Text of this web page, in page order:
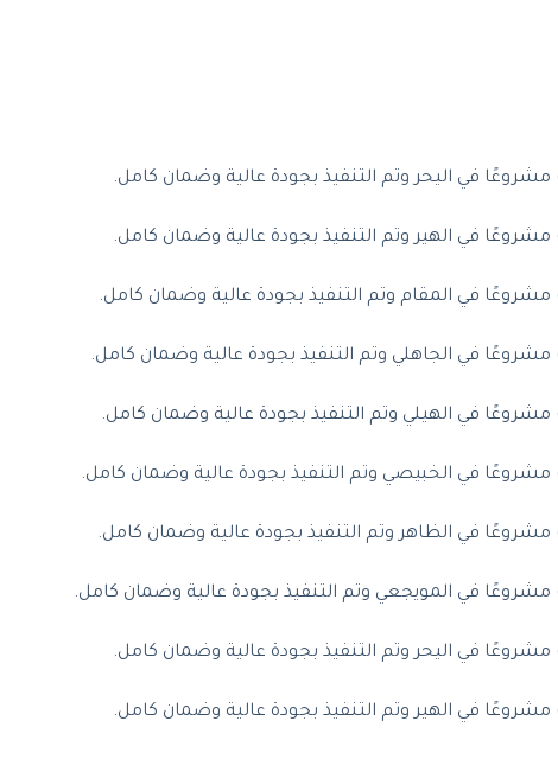
في اليحر وتم التنفيذ بجودة عالية وضمان كامل.
في الهير وتم التنفيذ بجودة عالية وضمان كامل.
في المقام وتم التنفيذ بجودة عالية وضمان كامل.
في الجاهلي وتم التنفيذ بجودة عالية وضمان كامل.
في الهيلي وتم التنفيذ بجودة عالية وضمان كامل.
في الخبيصي وتم التنفيذ بجودة عالية وضمان كامل.
في الظاهر وتم التنفيذ بجودة عالية وضمان كامل.
في المويجعي وتم التنفيذ بجودة عالية وضمان كامل.
في اليحر وتم التنفيذ بجودة عالية وضمان كامل.
في الهير وتم التنفيذ بجودة عالية وضمان كامل.